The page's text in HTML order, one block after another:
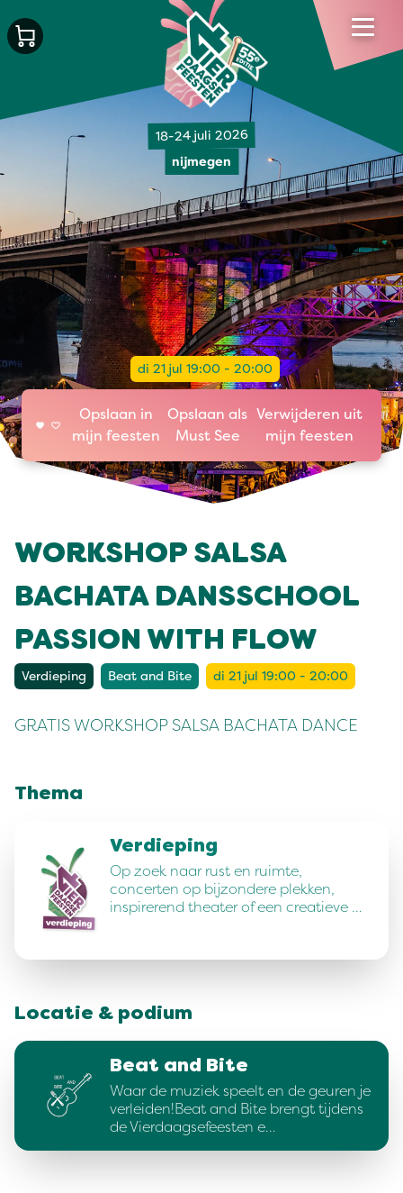
18-24 juli 2026
nijmegen
di 21 jul 19:00 - 20:00
Opslaan in
mijn feesten
Opslaan als
Must See
Verwijderen uit
mijn feesten
WORKSHOP SALSA
BACHATA DANSSCHOOL
PASSION WITH FLOW
Verdieping Beat and Bite di 21 jul 19:00 - 20:00
GRATIS WORKSHOP SALSA BACHATA DANCE
Thema
Verdieping
Op zoek naar rust en ruimte,
concerten op bijzondere plekken,
inspirerend theater of een creatieve …
Locatie & podium
Beat and Bite
Waar de muziek speelt en de geuren je
verleiden!Beat and Bite brengt tijdens
de Vierdaagsefeesten e…